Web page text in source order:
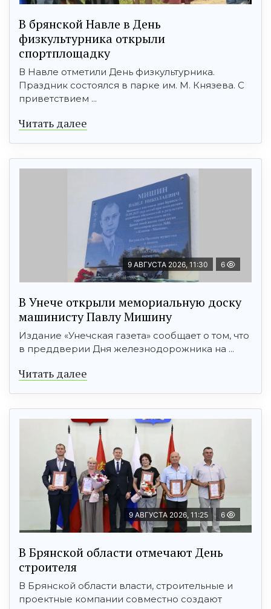
В брянской Навле в День
физкультурника открыли
спортплощадку
В Навле отметили День физкультурника.
Праздник состоялся в парке им. М. Князева. С
приветствием ...
Читать далее
9 АВГУСТА 2026, 11:30 6
В Унече открыли мемориальную доску
машинисту Павлу Мишину
Издание «Унечская газета» сообщает о том, что
в преддверии Дня железнодорожника на ...
Читать далее
9 АВГУСТА 2026, 11:25 6
В Брянской области отмечают День
строителя
В Брянской области власти, строительные и
проектные компании совместно создают